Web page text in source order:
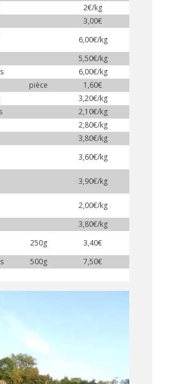
2€/kg
3,00€
6,00€/kg
5,50€/kg
6,00€/kg
pièce
1,60€
3,20€/kg
2,10€/kg
2,80€/kg
3,80€/kg
3,60€/kg
3,90€/kg
2,00€/kg
3,80€/kg
250g
3,40€
500g 7,50€